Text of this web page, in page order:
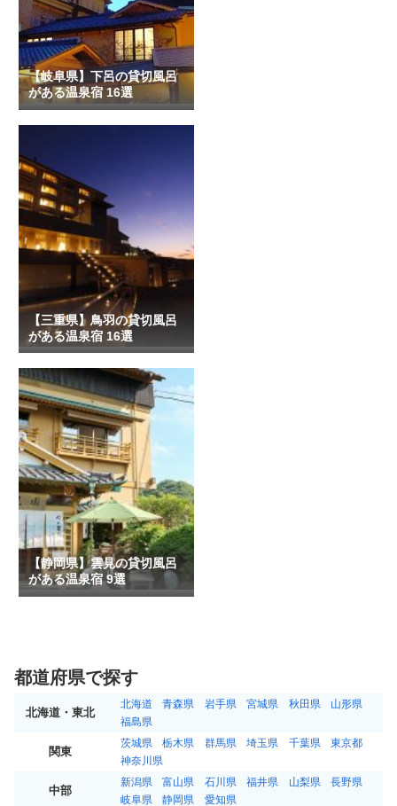
【岐阜県】下呂の貸切風呂
がある温泉宿 16選
【三重県】鳥羽の貸切風呂
がある温泉宿 16選
【静岡県】雲見の貸切風呂
がある温泉宿 9選
都道府県で探す
北海道・東北
北海道 青森県 岩手県 宮城県 秋田県
山形県
福島県
関東
茨城県 栃木県 群馬県 埼玉県 千葉県
東京都
神奈川県
中部
新潟県 富山県 石川県 福井県 山梨県
長野県
岐阜県
静岡県 愛知県